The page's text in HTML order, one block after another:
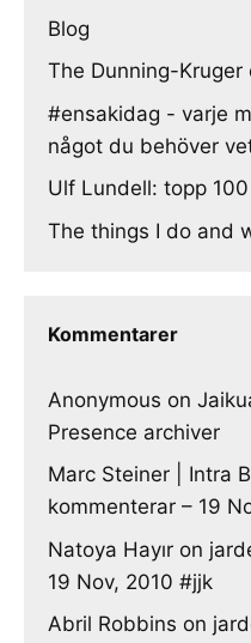
Blog
The Dunning-
#ensakidag - varje
något du behöver
Ulf Lundell: topp
The things I do and
Kommentarer
Anonymous on
Presence archiver
Marc Steiner | Intra
kommenterar – 19
Natoya Hayır on
19 Nov, 2010 #jjk
Abril Robbins on